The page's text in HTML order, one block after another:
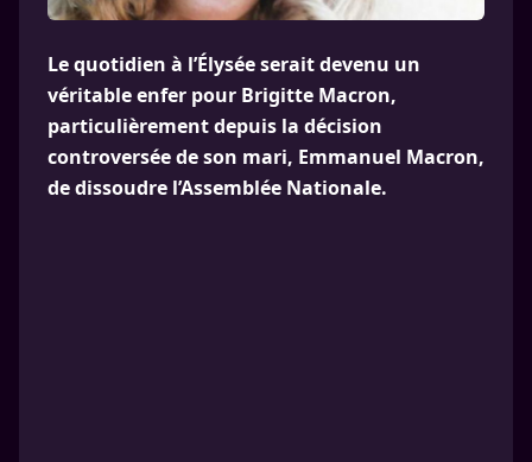
Le quotidien à l’Élysée serait devenu un
véritable enfer pour Brigitte Macron,
particulièrement depuis la décision
controversée de son mari, Emmanuel Macron,
de dissoudre l’Assemblée Nationale.